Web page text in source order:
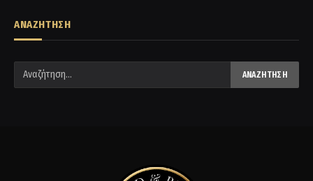
ΑΝΑΖΗΤΗΣΗ